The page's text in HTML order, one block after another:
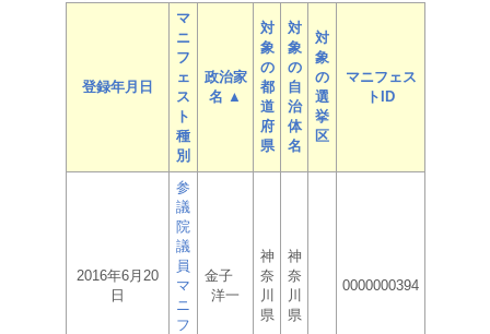
登録年月日
マ
ニ
フ
ェ
ス
ト
種
別
政治家
名 ▲
対
象
の
都
道
府
県
対
象
の
自
治
体
名
対
象
の
選
挙
区
マニフェス
トID
2016年6月20
日
参
議
院
議
員
マ
ニ
フ
金子
洋一
神
奈
川
県
神
奈
川
県
0000000394